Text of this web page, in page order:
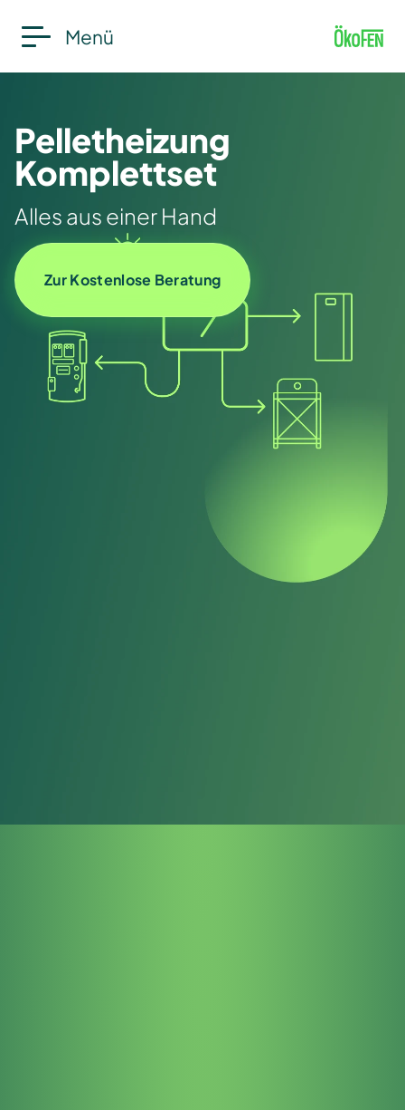
Menü
Pelletheizung
Komplettset
Alles aus einer Hand
Zur Kostenlose Beratung